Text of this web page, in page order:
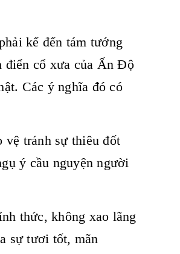
kể đến tám tướng
điển cổ xưa của Ấn Độ
Các ý nghĩa đó có
vệ tránh sự thiêu đốt
ý cầu nguyện người
thức, không xao lãng
sự tươi tốt, mãn